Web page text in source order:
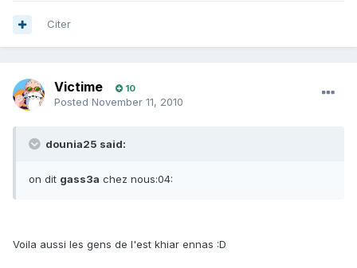
Citer
Victime 10
Posted November 11, 2010
dounia25 said:
on dit gass3a chez nous:04:
Voila aussi les gens de l'est khiar ennas :D